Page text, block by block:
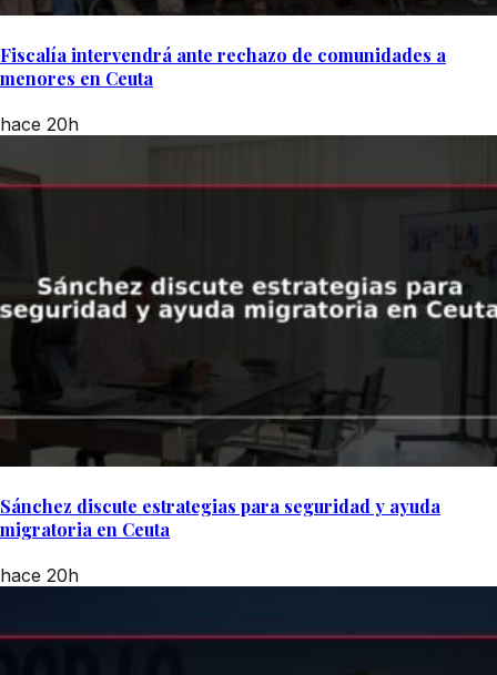
Fiscalía intervendrá ante rechazo de comunidades a
menores en Ceuta
hace 20h
Sánchez discute estrategias para seguridad y ayuda
migratoria en Ceuta
hace 20h